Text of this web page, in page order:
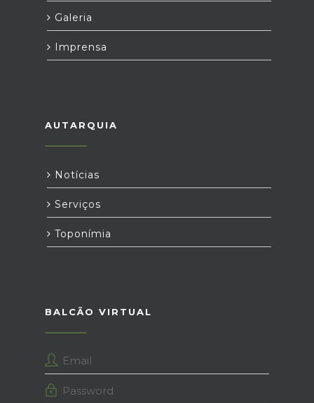
Galeria
Imprensa
AUTARQUIA
Notícias
Serviços
Toponímia
BALCÃO VIRTUAL